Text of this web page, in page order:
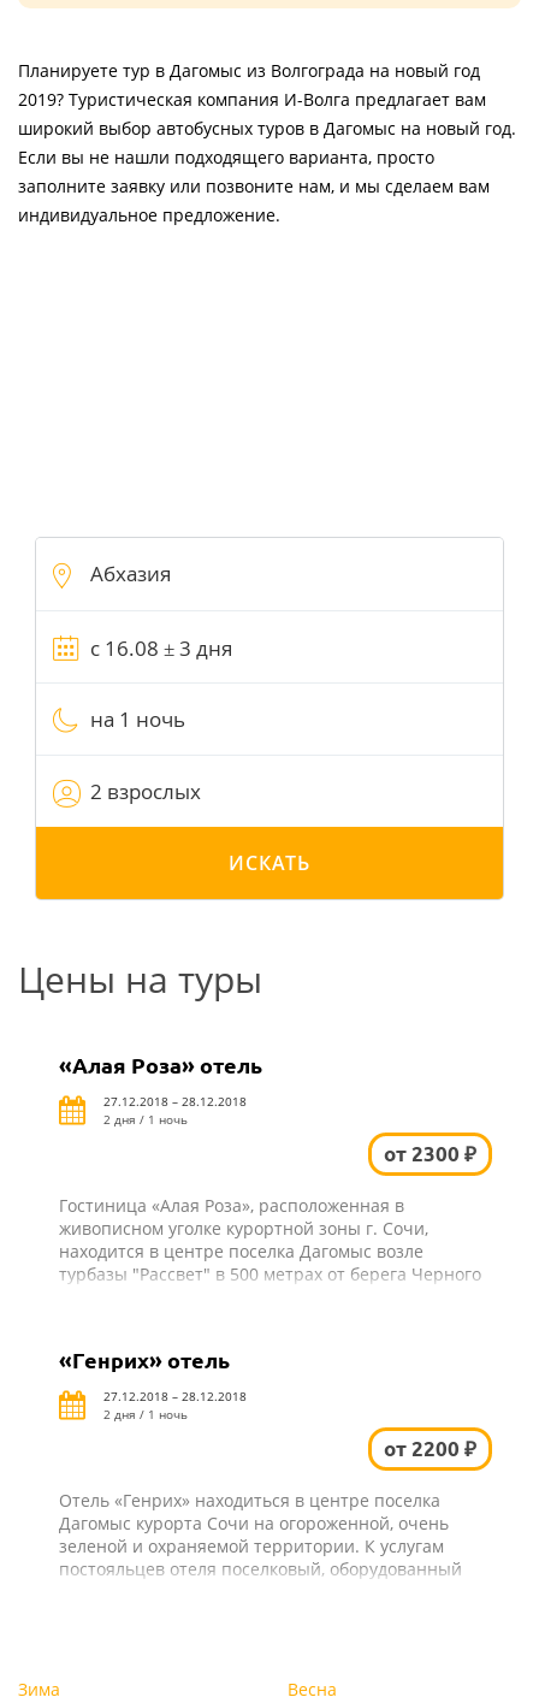
Планируете тур в Дагомыс из Волгограда на новый год
2019? Туристическая компания И-Волга предлагает вам
широкий выбор автобусных туров в Дагомыс на новый год.
Если вы не нашли подходящего варианта, просто
заполните заявку или позвоните нам, и мы сделаем вам
индивидуальное предложение.
на 1 ночь
2 взрослых
ИСКАТЬ
Цены на туры
«Алая Роза» отель
27.12.2018 – 28.12.2018
2 дня / 1 ночь
от 2300 ₽
Гостиница «Алая Роза», расположенная в
живописном уголке курортной зоны г. Сочи,
находится в центре поселка Дагомыс возле
турбазы "Рассвет" в 500 метрах от берега Черного
«Генрих» отель
27.12.2018 – 28.12.2018
2 дня / 1 ночь
от 2200 ₽
Отель «Генрих» находиться в центре поселка
Дагомыс курорта Сочи на огороженной, очень
зеленой и охраняемой территории. К услугам
постояльцев отеля поселковый, оборудованный
Зима
Весна